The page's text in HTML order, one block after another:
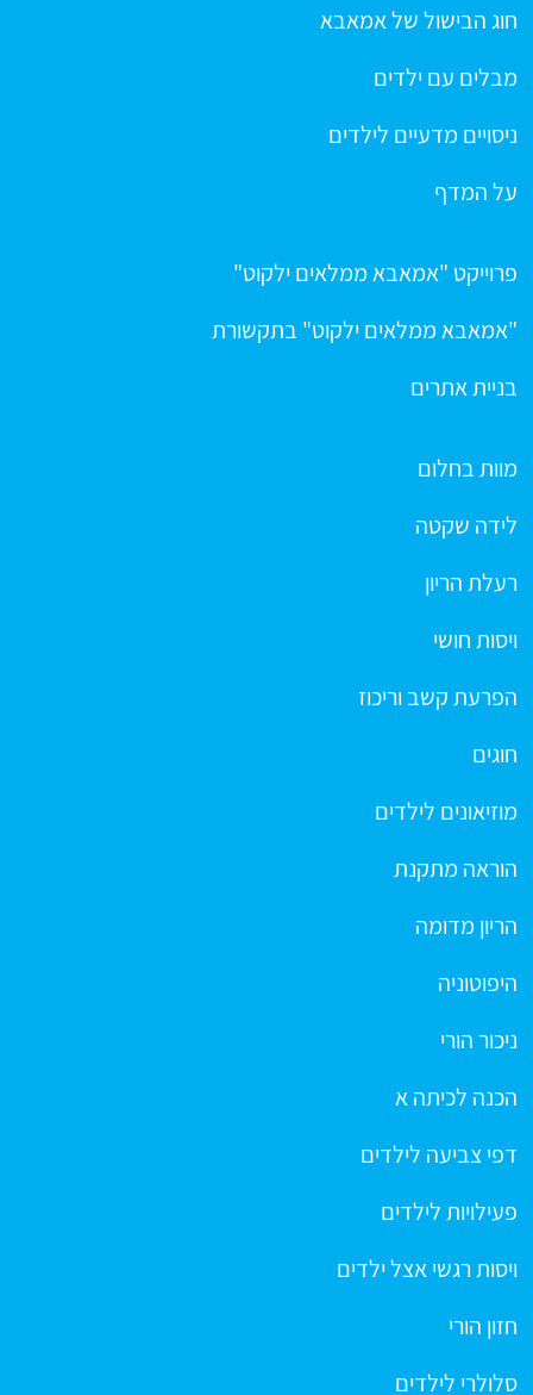
חוג הבישול של אמאבא
מבלים עם ילדים
ניסויים מדעיים לילדים
על המדף
פרוייקט "אמאבא ממלאים ילקוט"
"אמאבא ממלאים ילקוט" בתקשורת
בניית אתרים
מוות בחלום
לידה שקטה
רעלת הריון
ויסות חושי
הפרעת קשב וריכוז
חוגים
מוזיאונים לילדים
הוראה מתקנת
הריון מדומה
היפוטוניה
ניכור הורי
הכנה לכיתה א
דפי צביעה לילדים
פעילויות לילדים
ויסות רגשי אצל ילדים
חזון הורי
סלולרי לילדים